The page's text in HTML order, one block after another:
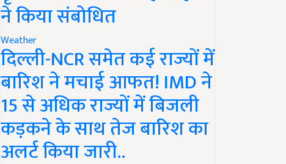
ने किया संबोधित
Weather
दिल्ली-NCR समेत कई राज्यों में
बारिश ने मचाई आफत! IMD ने
15 से अधिक राज्यों में बिजली
कड़कने के साथ तेज बारिश का
अलर्ट किया जारी..